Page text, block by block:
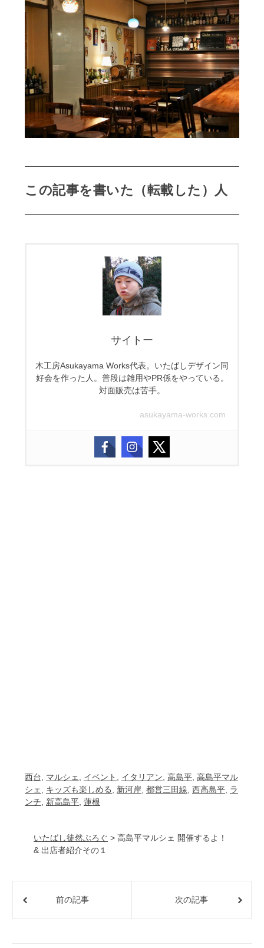
この記事を書いた（転載した）人
サイトー
木工房Asukayama Works代表。いたばしデザイン同
好会を作った人。普段は雑用やPR係をやっている。
対面販売は苦手。
asukayama-works.com
西台 マルシェ イベント イタリアン 高島平 高島平マル
シェ
キッズも楽しめる 新河岸 都営三田線 西高島平 ラ
ンチ
新高島平 蓮根
いたばし徒然ぶろぐ > 高島平マルシェ 開催するよ！
& 出店者紹介その１
前の記事 次の記事